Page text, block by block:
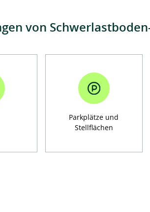
von
Parkplätze und
Stellflächen